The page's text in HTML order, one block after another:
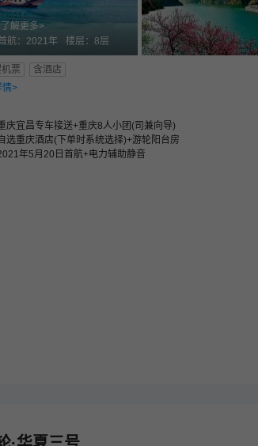
了解更多>
航： 2021年 楼层： 8层
票
含酒店
情>
庆宜昌专车接送+重庆8人小团(司兼向导)
选重庆酒店(下单时系统选择)+游轮阳台房
年5月20日首航+电力辅助静音